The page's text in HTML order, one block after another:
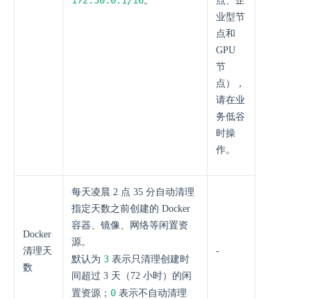
业型节
点和
GPU
节
点），
请在业
务低谷
时操
作。
Docker
清理天
数
每天凌晨 2 点 35 分自动清理
指定天数之前创建的 Docker
容器、镜像、网络等闲置资
源。
默认为 3 表示只清理创建时
间超过 3 天（72 小时）的闲
置资源； 0 表示不自动清理
-